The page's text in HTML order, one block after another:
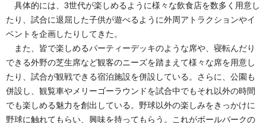
具体的には、3世代が楽しめるように様々な飲食店を数多く用意し
たり、試合に退屈した子供が遊べるように外周アトラクションやイ
ベントを企画したりしてきた。
また、皆で楽しめるパーティーデッキのような席や、寝転んだり
できる外野の芝生席など観客のニーズを踏まえて様々な席を用意し
たり、試合が観戦できる宿泊施設を併設している。さらに、公園も
併設し、観覧車やメリーゴーラウンドを試合中でもそれ以外の時間
でも楽しめる魅力を創出している。野球以外の楽しみをきっかけに
野球に触れてもらい、興味を持ってもらう。これがボールパークの